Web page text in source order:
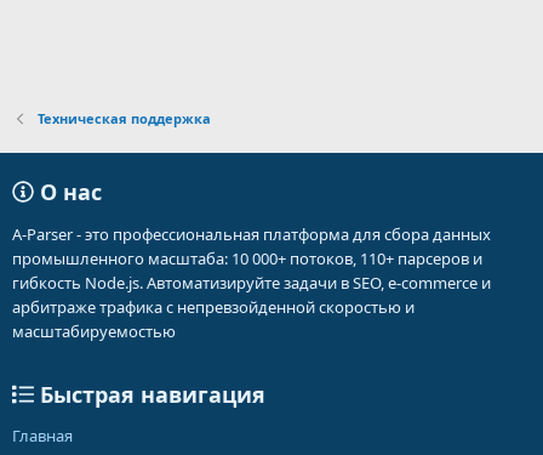
ZWdleCI6Ilx1MDQyMVx1MDQzNVx1MDQzY1x1MDQzNVx1MDQzO
dTA0MzVcdTA0
iOiJzIiwi
cmVzdWx0VHlwZSI6ImZsYXQiLCJhcnJheU5hbWUiOiIiLCJyZXN1bHR
zIjpbImZh
bWlseSJdfSx7InR5cGUiOiJjdXN0b21SZXN1bHQiLCJyZXN1bHQiOiJkY
XRhIiwi
cmVnZXgiOiJcdTA0MTRcdTA0MzVcdTA0NDJcdTA0Mzg8L3RkPjx0ZD4
LCJyZWdleFR5cGUiOiJzIiwicmVzdWx0VHlwZSI6ImZsYXQiLCJhcnJhe
U5hbWUi
OiIiLCJyZXN1bHRzIjpbImNoaWxkIl19LHsidHlwZSI6ImN1c3RvbVJlc3
Техническая поддержка
О нас
A-Parser - это профессиональная платформа для сбора данных
промышленного масштаба: 10 000+ потоков, 110+ парсеров и
гибкость Node.js. Автоматизируйте задачи в SEO, e-commerce и
арбитраже трафика с непревзойденной скоростью и
масштабируемостью
Быстрая навигация
Главная